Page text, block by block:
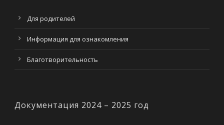
Для родителей
Информация для ознакомления
Благотворительность
Документация 2024 – 2025 год